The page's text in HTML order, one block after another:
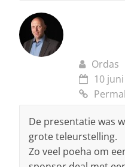
Ordas
10
De presentatie was
grote teleurstelling.
Zo veel poeha om